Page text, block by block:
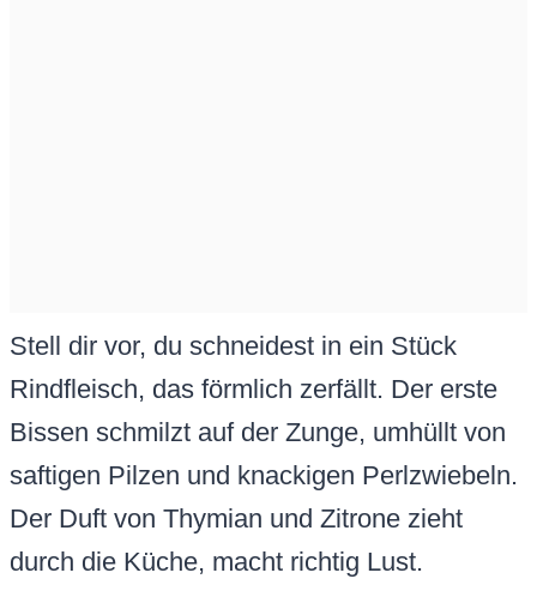
Stell dir vor, du schneidest in ein Stück
Rindfleisch, das förmlich zerfällt. Der erste
Bissen schmilzt auf der Zunge, umhüllt von
saftigen Pilzen und knackigen Perlzwiebeln.
Der Duft von Thymian und Zitrone zieht
durch die Küche, macht richtig Lust.